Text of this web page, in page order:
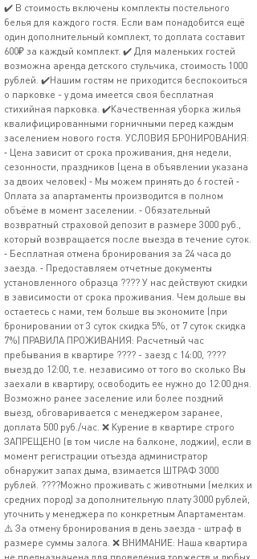
✔️ В стоимость включены комплекты постельного
белья для каждого гостя. Если вам понадобится ещё
один дополнительный комплект, то доплата составит
600₽ за каждый комплект. ✔️ Для маленьких гостей
возможна аренда детского стульчика, стоимость 1000
рублей. ✔️Нашим гостям не приходится беспокоиться
о парковке - у дома имеется своя бесплатная
стихийная парковка. ✔️Качественная уборка жилья
квалифицированными горничными перед каждым
заселением нового гостя. УСЛОВИЯ БРОНИРОВАНИЯ:
⁃ Цена зависит от срока проживания, дня недели,
сезонности, праздников (цена в объявлении указана
за двоих человек) ⁃ Мы можем принять до 6 гостей ⁃
Оплата за апартаменты производится в полном
объёме в момент заселении. ⁃ Обязательный
возвратный страховой депозит в размере 3000 руб.,
который возвращается после выезда в течение суток.
⁃ Бесплатная отмена бронирования за 24 часа до
заезда. ⁃ Предоставляем отчетные документы
установленного образца ???? У нас действуют скидки
в зависимости от срока проживания. Чем дольше вы
остаетесь с нами, тем больше вы экономите (при
бронировании от 3 суток скидка 5%, от 7 суток скидка
7%) ПРАВИЛА ПРОЖИВАНИЯ: Расчетный час
пребывания в квартире ???? - заезд с 14:00, ????
выезд до 12:00, т.е. независимо от того во сколько Вы
заехали в квартиру, освободить ее нужно до 12:00 дня.
Возможно ранее заселение или более поздний
выезд, обговаривается с менеджером заранее,
доплата 500 руб./час. ❌ Курение в квартире строго
ЗАПРЕЩЕНО (в том числе на балконе, лоджии), если в
момент регистрации отъезда администратор
обнаружит запах дыма, взимается ШТРАФ 3000
рублей. ????Можно проживать с животными (мелких и
средних пород) за дополнительную плату 3000 рублей,
уточнить у менеджера по конкретным Апартаментам.
⚠️ За отмену бронирования в день заезда - штраф в
размере суммы залога. ❌ ВНИМАНИЕ: Наша квартира